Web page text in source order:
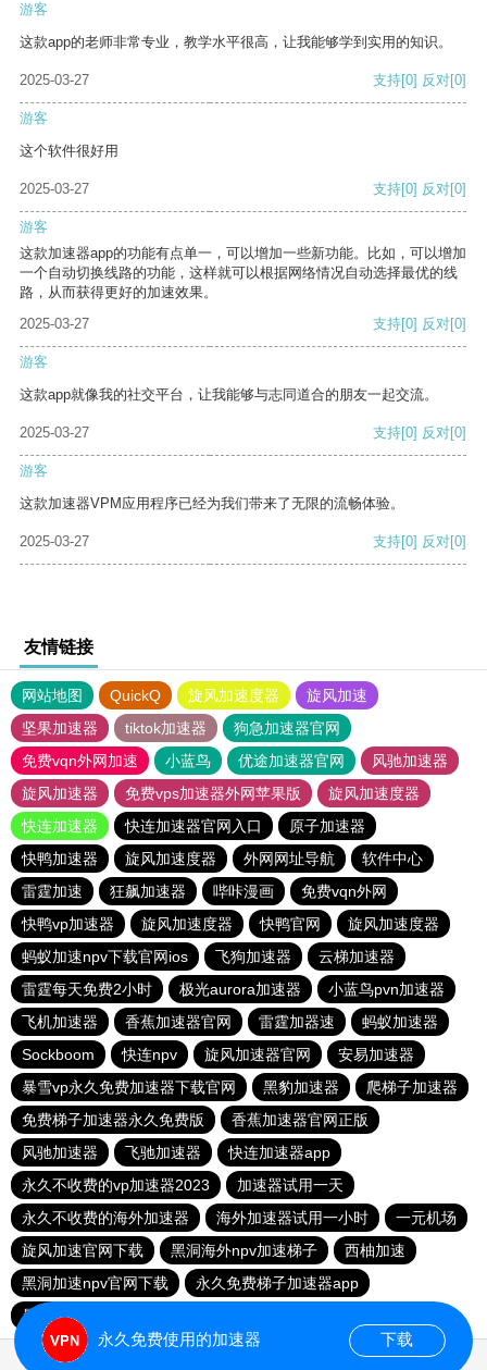
游客
这款app的老师非常专业，教学水平很高，让我能够学到实用的知识。
2025-03-27 支持[0] 反对[0]
游客
这个软件很好用
2025-03-27 支持[0] 反对[0]
游客
这款加速器app的功能有点单一，可以增加一些新功能。比如，可以增加
一个自动切换线路的功能，这样就可以根据网络情况自动选择最优的线
路，从而获得更好的加速效果。
2025-03-27
支持[0] 反对[0]
游客
这款app就像我的社交平台，让我能够与志同道合的朋友一起交流。
2025-03-27 支持[0] 反对[0]
游客
这款加速器VPM应用程序已经为我们带来了无限的流畅体验。
2025-03-27 支持[0] 反对[0]
友情链接
网站地图 QuickQ 旋风加速度器
旋风加速
坚果加速器
tiktok加速器
狗急加速器官网
免费vqn外网加速
小蓝鸟 优途加速器官网
风驰加速器
旋风加速器
免费vps加速器外网苹果版
旋风加速度器
快连加速器
快连加速器官网入口
原子加速器
快鸭加速器
旋风加速度器 外网网址导航
软件中心
雷霆加速
狂飙加速器 哔咔漫画
免费vqn外网
快鸭vp加速器
旋风加速度器 快鸭官网
旋风加速度器
蚂蚁加速npv下载官网ios
飞狗加速器
云梯加速器
雷霆每天免费2小时
极光aurora加速器
小蓝鸟pvn加速器
飞机加速器
香蕉加速器官网 雷霆加器速
蚂蚁加速器
Sockboom
快连npv 旋风加速器官网
安易加速器
暴雪vp永久免费加速器下载官网
黑豹加速器
爬梯子加速器
免费梯子加速器永久免费版
香蕉加速器官网正版
风驰加速器
飞驰加速器
快连加速器app
永久不收费的vp加速器2023
加速器试用一天
永久不收费的海外加速器
海外加速器试用一小时
一元机场
旋风加速官网下载
黑洞海外npv加速梯子
西柚加速
黑洞加速npv官网下载
永久免费梯子加速器app
暴雪加速器
永久免费使用的加速器 下载